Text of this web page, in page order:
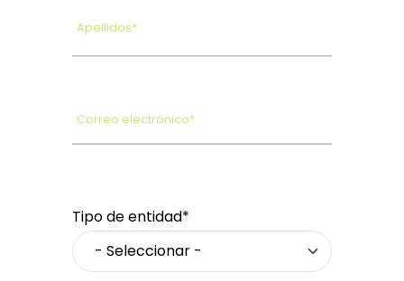
Apellidos*
Correo electrónico*
Tipo de entidad*